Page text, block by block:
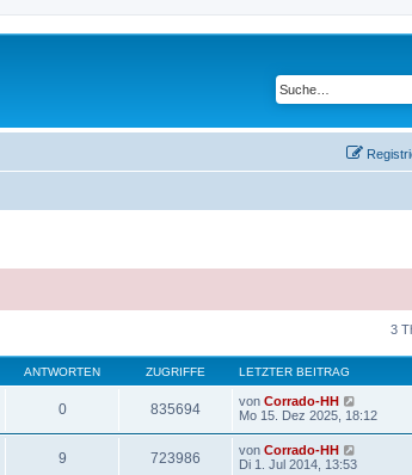
3
ANTWORTEN ZUGRIFFE LETZTER BEITRAG
0 835694 von Corrado-HH
Mo 15. Dez 2025, 18:12
9 723986 von Corrado-HH
Di 1. Jul 2014, 13:53